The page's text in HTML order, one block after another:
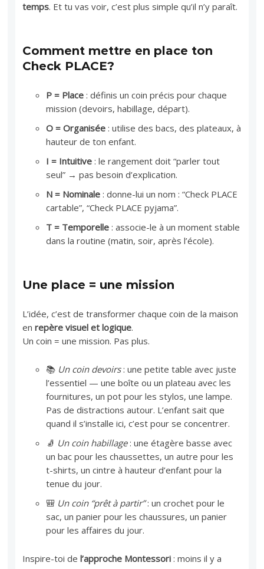
temps. Et tu vas voir, c’est plus simple qu’il n’y paraît.
Comment mettre en place ton
Check PLACE?
P = Place : définis un coin précis pour chaque
mission (devoirs, habillage, départ).
O = Organisée : utilise des bacs, des plateaux, à
hauteur de ton enfant.
I = Intuitive : le rangement doit “parler tout
seul” → pas besoin d’explication.
N = Nominale : donne-lui un nom : “Check PLACE
cartable”, “Check PLACE pyjama”.
T = Temporelle : associe-le à un moment stable
dans la routine (matin, soir, après l’école).
Une place = une mission
L’idée, c’est de transformer chaque coin de la maison
enrepère visuel et logique.
Un coin = une mission. Pas plus.
📚 Un coin devoirs: une petite table avec juste
l’essentiel — une boîte ou un plateau avec les
fournitures, un pot pour les stylos, une lampe.
Pas de distractions autour. L’enfant sait que
quand il s’installe ici, c’est pour se concentrer.
🧦 Un coin habillage: une étagère basse avec
un bac pour les chaussettes, un autre pour les
t-shirts, un cintre à hauteur d’enfant pour la
tenue du jour.
🎒 Un coin “prêt à partir”: un crochet pour le
sac, un panier pour les chaussures, un panier
pour les affaires du jour.
Inspire-toi del’approche Montessori : moins il y a